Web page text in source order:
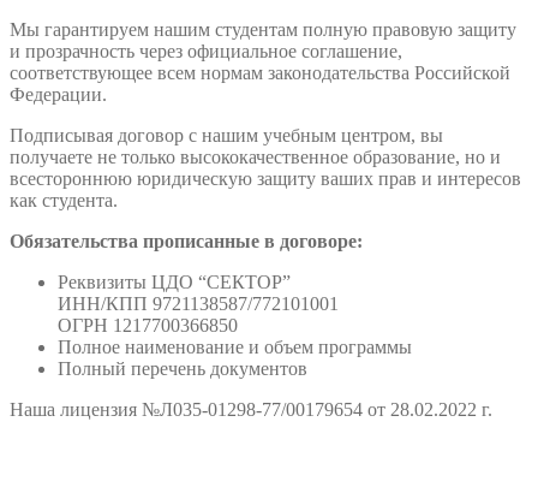
Мы гарантируем нашим студентам полную правовую защиту
и прозрачность через официальное соглашение,
соответствующее всем нормам законодательства Российской
Федерации.
Подписывая договор с нашим учебным центром, вы
получаете не только высококачественное образование, но и
всестороннюю юридическую защиту ваших прав и интересов
как студента.
Обязательства прописанные в договоре:
Реквизиты ЦДО “СЕКТОР”
ИНН/КПП 9721138587/772101001
ОГРН 1217700366850
Полное наименование и объем программы
Полный перечень документов
Наша лицензия №Л035-01298-77/00179654 от 28.02.2022 г.